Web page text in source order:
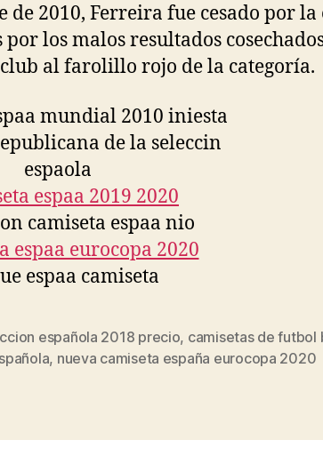
de 2010, Ferreira fue cesado por
los malos resultados
al farolillo rojo de la categoría.
española 2018 precio, camisetas de futbol
, nueva camiseta españa eurocopa 2020